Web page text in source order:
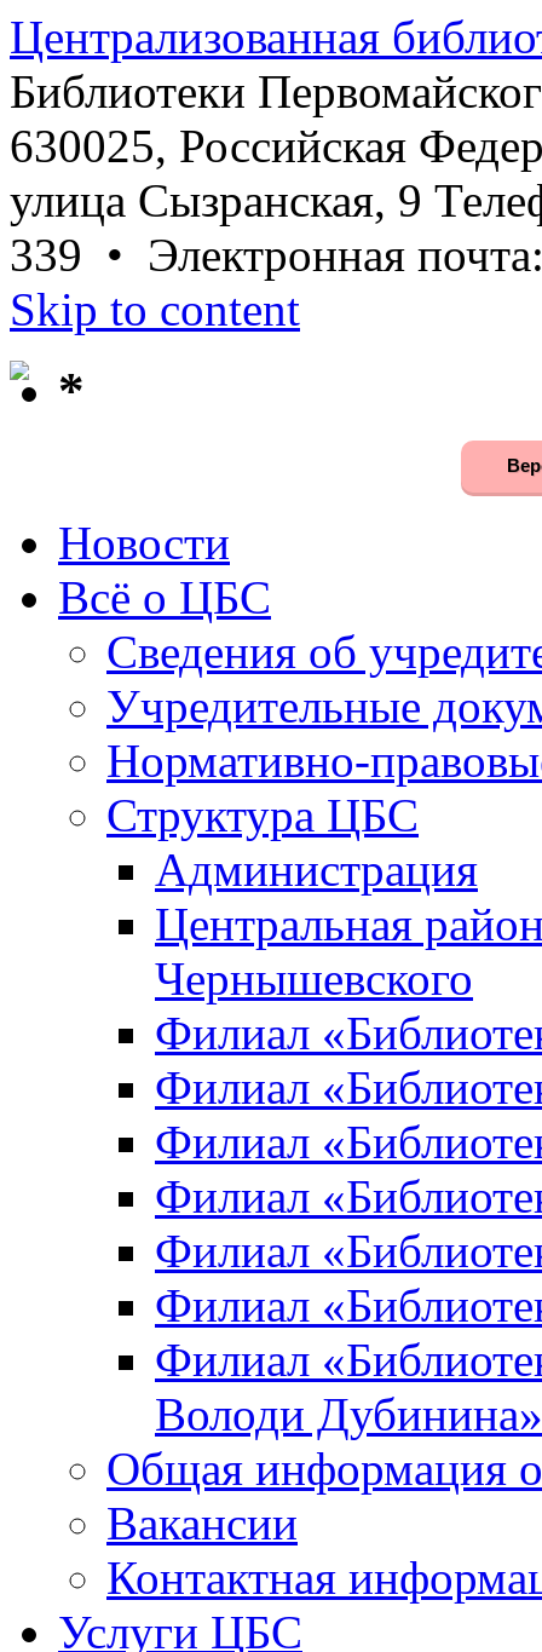
Централизованная
Библиотеки
630025, Российская
улица Сызранская, 9
339 • Электронная
Skip to content
*
Новости
Всё о ЦБС
Сведения об
Учредительные
Нормативно-
Структура ЦБС
Администрация
Центральная
Чернышевского
Филиал
Филиал
Филиал
Филиал
Филиал
Филиал
Филиал
Володи Дубинина»
Общая информация
Вакансии
Контактная
Услуги ЦБС